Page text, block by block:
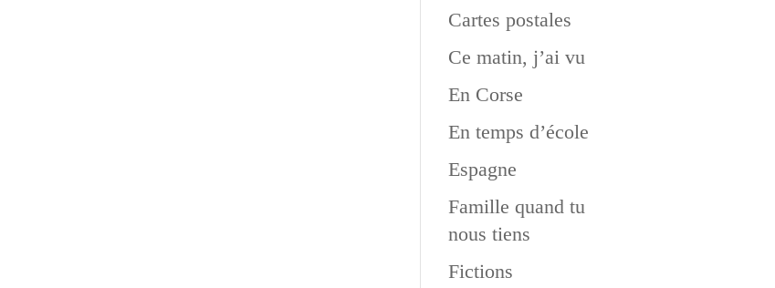
Cartes postales
Ce matin, j’ai vu
En Corse
En temps d’école
Espagne
Famille quand tu
nous tiens
Fictions